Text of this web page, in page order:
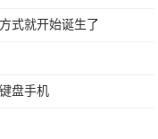
式就开始诞生了
盘手机